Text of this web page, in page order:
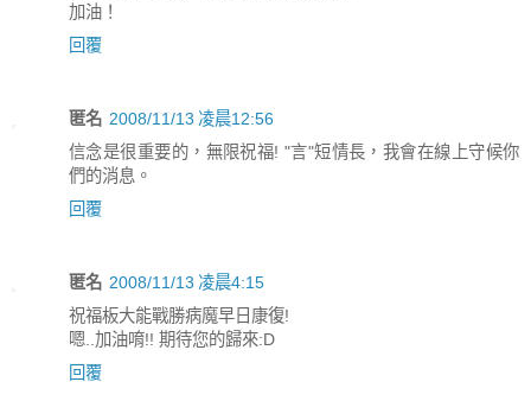
加油！
回覆
匿名 2008/11/13 凌晨12:56
信念是很重要的，無限祝福! "言"短情長，我會在線上守候你
們的消息。
回覆
匿名 2008/11/13 凌晨4:15
祝福板大能戰勝病魔早日康復!
嗯..加油唷!! 期待您的歸來:D
回覆